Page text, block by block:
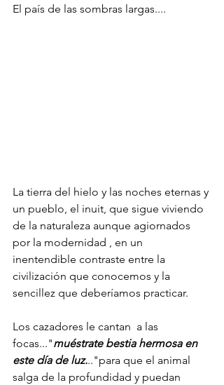
El país de las sombras largas....
La tierra del hielo y las noches eternas y
un pueblo, el inuit, que sigue viviendo
de la naturaleza aunque agiornados
por la modernidad , en un
inentendible contraste entre la
civilización que conocemos y la
sencillez que deberíamos practicar.
Los cazadores le cantan  a las
focas..."muéstrate bestia hermosa en
este día de luz..."para que el animal
salga de la profundidad y puedan